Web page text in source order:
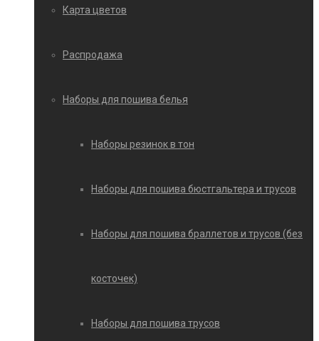
Карта цветов
Распродажа
Наборы для пошива белья
Наборы резинок в тон
Наборы для пошива бюстгальтера и трусов
Наборы для пошива браллетов и трусов (без
косточек)
Наборы для пошива трусов